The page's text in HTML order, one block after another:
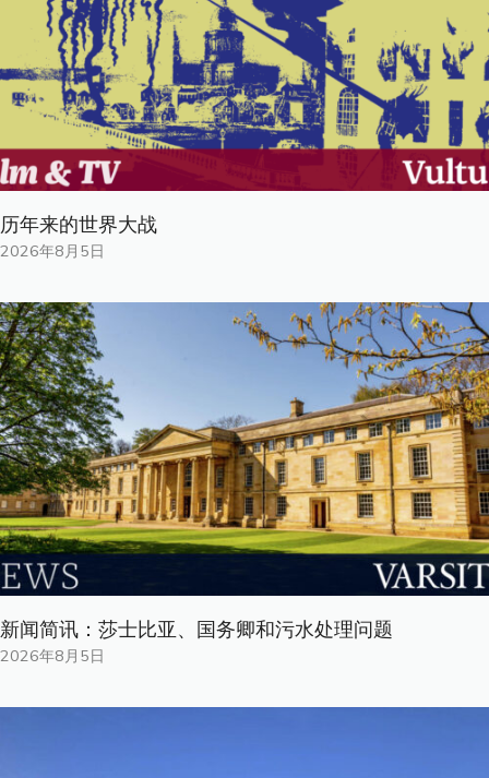
历年来的世界大战
2026年8月5日
新闻简讯：莎士比亚、国务卿和污水处理问题
2026年8月5日